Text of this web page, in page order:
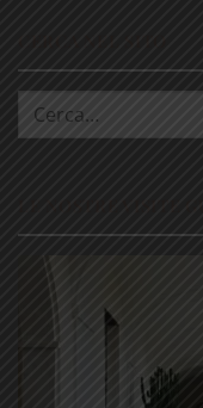
Cerca: